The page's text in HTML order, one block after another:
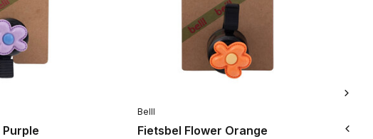
Belll
Fietsbel Flower Orange